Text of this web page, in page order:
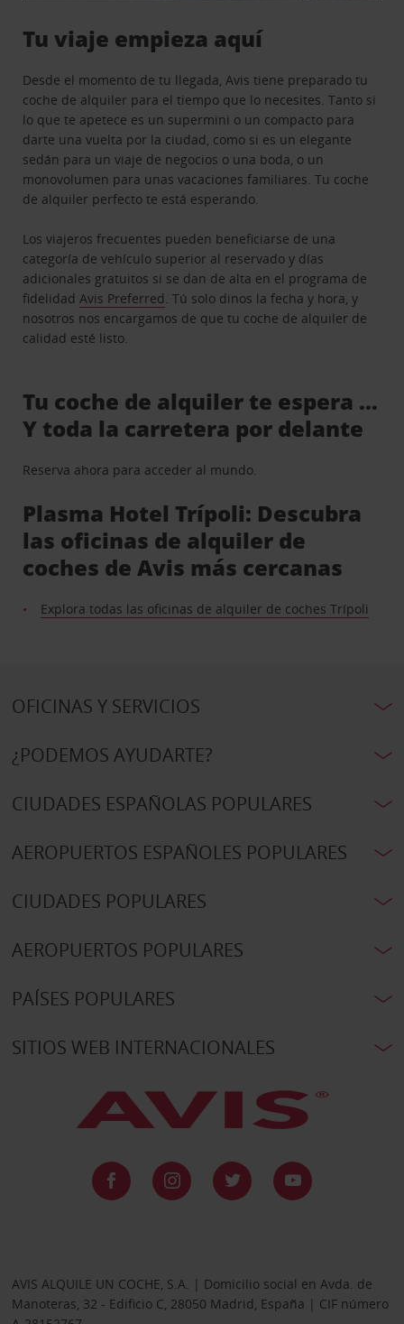
Tu viaje empieza aquí
Desde el momento de tu llegada, Avis tiene preparado tu
coche de alquiler para el tiempo que lo necesites. Tanto si
lo que te apetece es un supermini o un compacto para
darte una vuelta por la ciudad, como si es un elegante
sedán para un viaje de negocios o una boda, o un
monovolumen para unas vacaciones familiares. Tu coche
de alquiler perfecto te está esperando.
Los viajeros frecuentes pueden beneficiarse de una
categoría de vehículo superior al reservado y días
adicionales gratuitos si se dan de alta en el programa de
fidelidadAvis Preferred. Tú solo dinos la fecha y hora, y
nosotros nos encargamos de que tu coche de alquiler de
calidad esté listo.
Tu coche de alquiler te espera …
Y toda la carretera por delante
Reserva ahora para acceder al mundo.
Plasma Hotel Trípoli: Descubra
las oficinas de alquiler de
coches de Avis más cercanas
Explora todas las oficinas de alquiler de coches Trípoli
OFICINAS Y SERVICIOS
¿PODEMOS AYUDARTE?
CIUDADES ESPAÑOLAS POPULARES
AEROPUERTOS ESPAÑOLES POPULARES
CIUDADES POPULARES
AEROPUERTOS POPULARES
PAÍSES POPULARES
SITIOS WEB INTERNACIONALES
AVIS ALQUILE UN COCHE, S.A. | Domicilio social en Avda. de
Manoteras, 32 - Edificio C, 28050 Madrid, España | CIF número